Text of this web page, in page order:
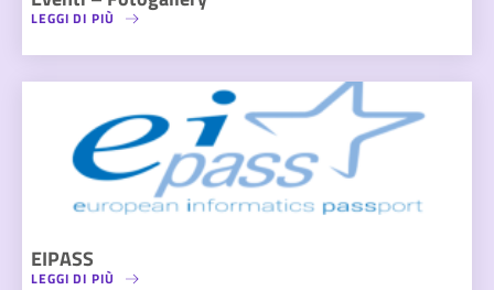
LEGGI DI PIÙ
EIPASS
LEGGI DI PIÙ